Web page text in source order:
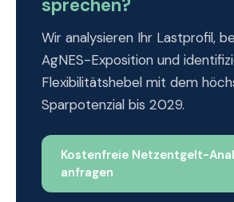
sprechen?
Wir analysieren Ihr Lastprofil,
AgNES-Exposition und
Flexibilitätshebel mit dem
Sparpotenzial bis 2029.
Kostenfreie Netzentgelt-
anfragen